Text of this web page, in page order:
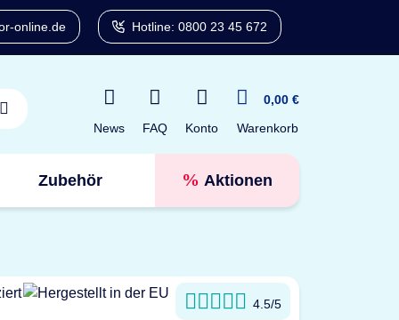
online.de Hotline: 0800 23 45 672
News FAQ Konto
0,00 €
Warenkorb
Zubehör Aktionen
4.5/5